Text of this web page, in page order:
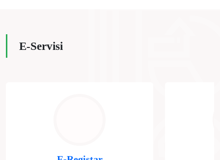
E-Servisi